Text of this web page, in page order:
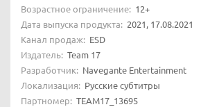
Возрастное ограничение: 12+
Дата выпуска продукта: 2021, 17.08.2021
Канал продаж: ESD
Издатель: Team 17
Разработчик: Navegante Entertainment
Локализация: Русские субтитры
Партномер: TEAM17_13695